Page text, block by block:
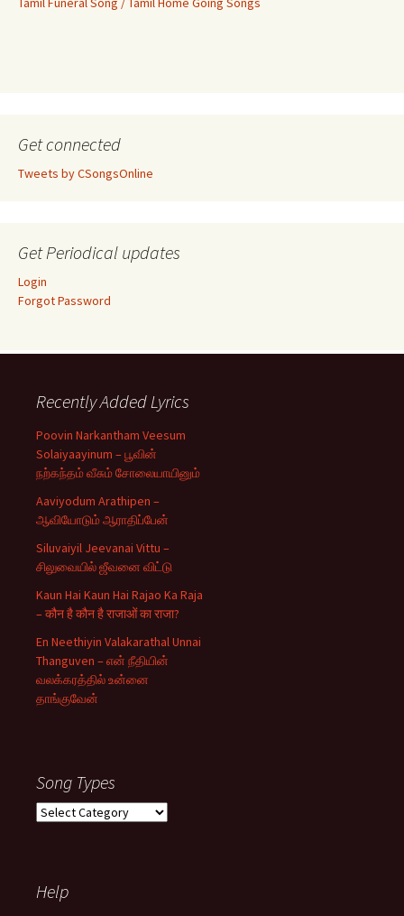
Get connected
Tweets by CSongsOnline
Get Periodical updates
Login
Forgot Password
Recently Added Lyrics
Poovin Narkantham Veesum
Solaiyaayinum – பூவின்
நற்கந்தம் வீசும் சோலையாயினும்
Aaviyodum Arathipen –
ஆவியோடும் ஆராதிப்பேன்
Siluvaiyil Jeevanai Vittu –
சிலுவையில் ஜீவனை விட்டு
Kaun Hai Kaun Hai Rajao Ka Raja
– कौन है कौन है राजाओं का राजा?
En Neethiyin Valakarathal Unnai
Thanguven – என் நீதியின்
வலக்கரத்தில் உன்னை
தாங்குவேன்
Song Types
Song
Help